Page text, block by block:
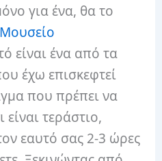
για ένα, θα το
είναι ένα από τα
έχω επισκεφτεί
που πρέπει να
είναι τεράστιο,
εαυτό σας 2-3 ώρες